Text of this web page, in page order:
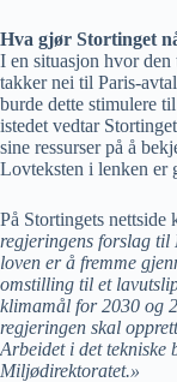
Hva gjør Stortinget
I en situasjon hvor
takker nei til Paris-
burde dette stimulere
istedet vedtar Stortinget
sine ressurser på å
Lovteksten i lenken er
På Stortingets nettside
regjeringens forslag
loven er å fremme
omstilling til et
klimamål for 2030 og
regjeringen skal
Arbeidet i det tekniske
Miljødirektoratet.»